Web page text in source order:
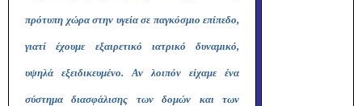
πρότυπη χώρα στην υγεία σε παγκόσμιο επίπεδο,
γιατί έχουμε εξαιρετικό ιατρικό δυναμικό,
υψηλά εξειδικευμένο. Αν λοιπόν είχαμε ένα
σύστημα διασφάλισης των δομών και των